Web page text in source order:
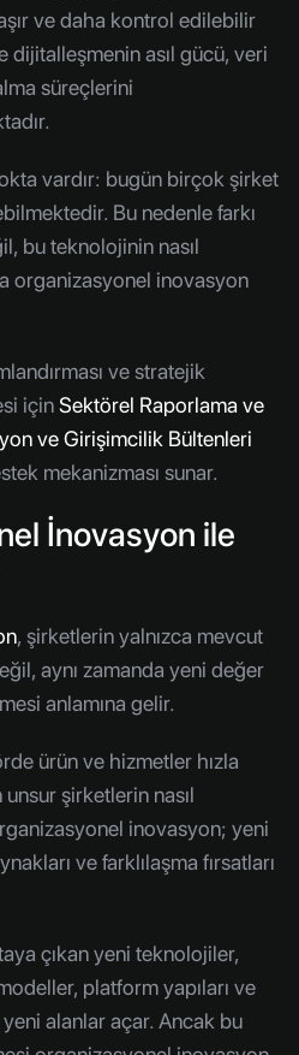
ve daha kontrol edilebilir
dijitalleşmenin asıl gücü, veri
süreçlerini
vardır: bugün birçok şirket
Bu nedenle farkı
bu teknolojinin nasıl
organizasyonel inovasyon
ve stratejik
içinSektörel Raporlama ve
ve Girişimcilik Bültenleri
mekanizması sunar.
İnovasyon ile
, şirketlerin yalnızca mevcut
aynı zamanda yeni değer
anlamına gelir.
ürün ve hizmetler hızla
şirketlerin nasıl
inovasyon; yeni
ve farklılaşma fırsatları
çıkan yeni teknolojiler,
platform yapıları ve
alanlar açar. Ancak bu